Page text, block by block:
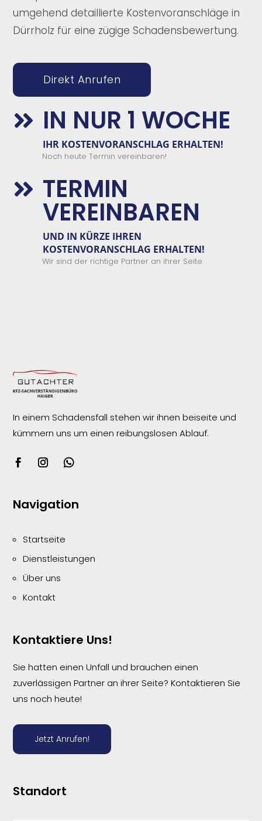
umgehend detaillierte Kostenvoranschläge in
Dürrholz für eine zügige Schadensbewertung.
Direkt Anrufen
 IN NUR 1 WOCHE
IHR KOSTENVORANSCHLAG ERHALTEN!
Noch heute Termin vereinbaren!
 TERMIN
VEREINBAREN
UND IN KÜRZE IHREN
KOSTENVORANSCHLAG ERHALTEN!
Wir sind der richtige Partner an ihrer Seite.
In einem Schadensfall stehen wir ihnen beiseite und
kümmern uns um einen reibungslosenAblauf.
Navigation
Startseite
Dienstleistungen
Über uns
Kontakt
Kontaktiere Uns!
Sie hatten einen Unfall und brauchen einen
zuverlässigen Partner an ihrer Seite? Kontaktieren Sie
uns noch heute!
Jetzt Anrufen!
Standort